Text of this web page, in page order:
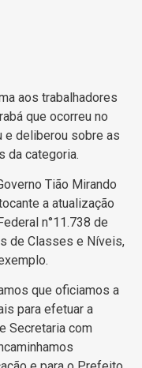
aos trabalhadores
que ocorreu no
e deliberou sobre as
da categoria.
Tião Mirando
a atualização
n°11.738 de
de Classes e Níveis,
que oficiamos a
para efetuar a
Secretaria com